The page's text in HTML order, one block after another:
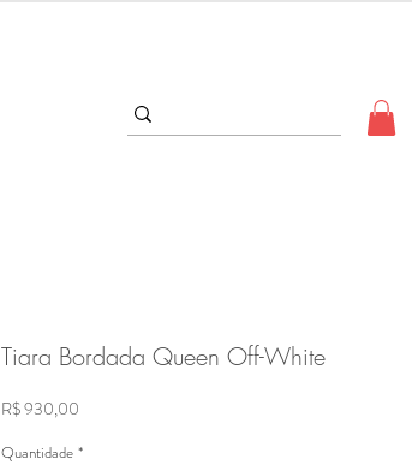
Tiara Bordada Queen Off-White
R$ 930,00
Quantidade *